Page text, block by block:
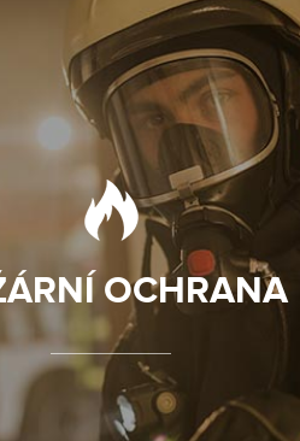
OCHRANA